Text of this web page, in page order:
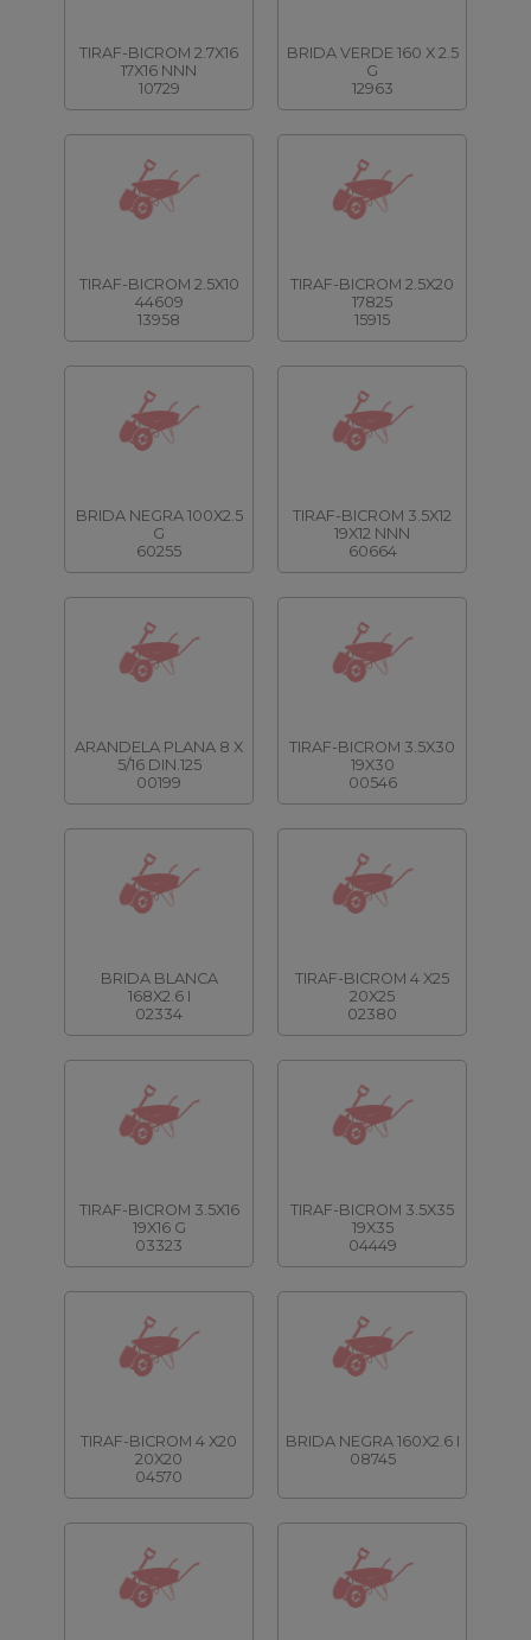
TIRAF-BICROM 2.7X16
17X16 NNN
10729
BRIDA VERDE 160 X 2.5
G
12963
TIRAF-BICROM 2.5X10
44609
13958
TIRAF-BICROM 2.5X20
17825
15915
BRIDA NEGRA 100X2.5
G
60255
TIRAF-BICROM 3.5X12
19X12 NNN
60664
ARANDELA PLANA 8 X
5/16 DIN.125
00199
TIRAF-BICROM 3.5X30
19X30
00546
BRIDA BLANCA
168X2.6 I
02334
TIRAF-BICROM 4 X25
20X25
02380
TIRAF-BICROM 3.5X16
19X16 G
03323
TIRAF-BICROM 3.5X35
19X35
04449
TIRAF-BICROM 4 X20
20X20
04570
BRIDA NEGRA 160X2.6 I
08745